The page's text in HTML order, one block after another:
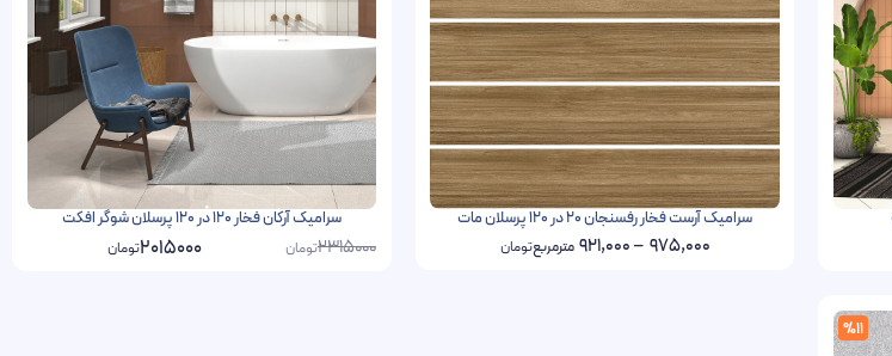
سرامیک آرست فخار رفسنجان 20 در 120 پرسلان مات
975,000
–
921,000 مترمربعتومان
سرامیک آرکان فخار 120 در 120 پرسلان شوگر افکت
2315000تومان 2015000تومان
%11